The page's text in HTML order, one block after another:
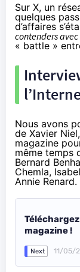
Sur X, un
quelques
d’affaires
contenders avec
« battle »
Nous avons
de Xavier
magazine
même temps
Bernard
Chemla,
Annie Renard.
magazine !
Next 11/05/